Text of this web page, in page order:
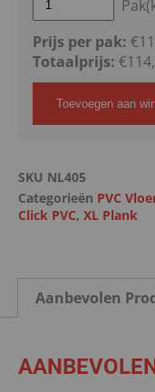
Prijs per pak:
Totaalprijs: €
Toevoegen aan
SKU NL405
Categorieën PVC
Click PVC, XL Plank
Aanbevolen